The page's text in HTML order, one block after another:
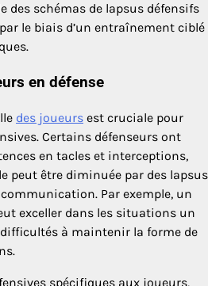
des schémas de lapsus défensifs
le biais d’un entraînement ciblé
en défense
des joueurs est cruciale pour
Certains défenseurs ont
en tacles et interceptions,
peut être diminuée par des lapsus
Par exemple, un
exceller dans les situations un
à maintenir la forme de
spécifiques aux joueurs,